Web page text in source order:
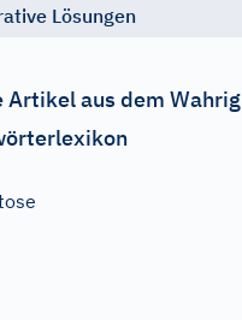
Lösungen
Artikel aus dem Wahrig